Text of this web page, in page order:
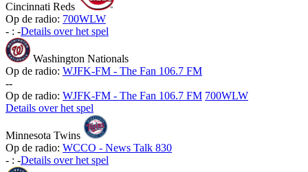
Cincinnati Reds
Op de radio: 700WLW
- : -Details over het spel
Washington Nationals
Op de radio: WJFK-FM - The Fan 106.7 FM
--
Op de radio: WJFK-FM - The Fan 106.7 FM 700WLW
Details over het spel
Minnesota Twins
Op de radio: WCCO - News Talk 830
- : -Details over het spel